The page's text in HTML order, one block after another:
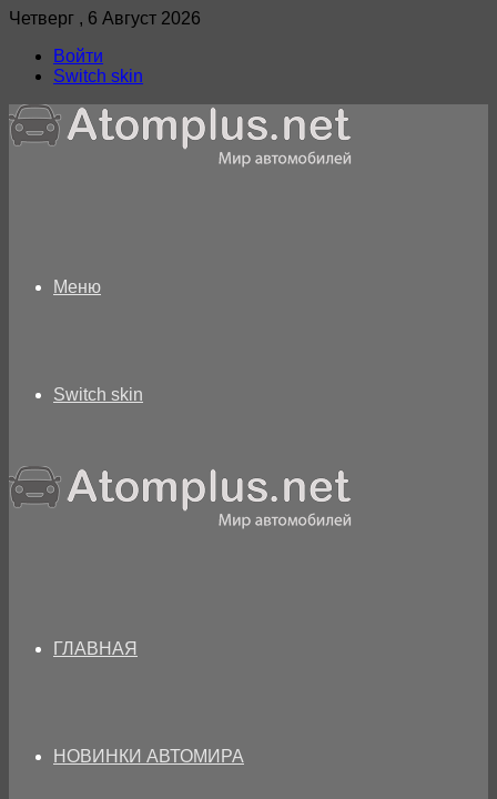
Четверг , 6 Август 2026
Войти
Switch skin
Меню
Switch skin
ГЛАВНАЯ
НОВИНКИ АВТОМИРА